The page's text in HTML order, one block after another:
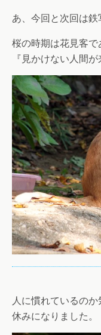
あ、今回と次回は鉄
桜の時期は花見客で
『見かけない人間が
人に慣れているの
休みになりました。